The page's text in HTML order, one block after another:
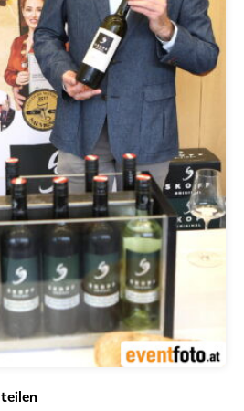
teilen